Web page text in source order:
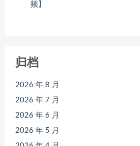
频】
归档
2026 年 8 月
2026 年 7 月
2026 年 6 月
2026 年 5 月